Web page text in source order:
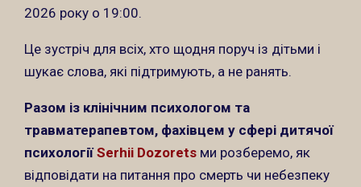
2026 року о 19:00.
Це зустріч для всіх, хто щодня поруч із дітьми і
шукає слова, які підтримують, а не ранять.
Разом із клінічним психологом та
травматерапевтом, фахівцем у сфері дитячої
психологіїSerhii Dozorets ми розберемо, як
відповідати на питання про смерть чи небезпеку